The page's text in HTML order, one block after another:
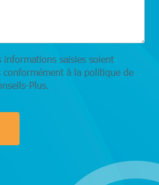
informations saisies soient
conformément à la politique de
Plus.